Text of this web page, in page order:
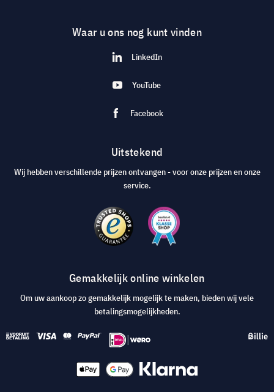
Waar u ons nog kunt vinden
LinkedIn
YouTube
Facebook
Uitstekend
Wij hebben verschillende prijzen ontvangen - voor onze prijzen en onze
service.
Gemakkelijk online winkelen
Om uw aankoop zo gemakkelijk mogelijk te maken, bieden wij vele
betalingsmogelijkheden.